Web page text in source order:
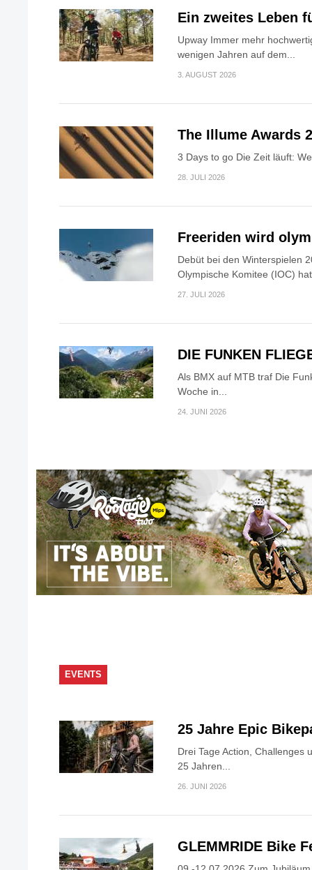
Ein zweites Leben
Upway Immer mehr
wenigen Jahren auf dem...
3. AUGUST 2026
The Illume Awards
3 Days to go Die Zeit läuft:
28. JULI 2026
Freeriden wird
Debüt bei den Winterspielen
Olympische Komitee (IOC)
27. JULI 2026
DIE FUNKEN
Als BMX auf MTB traf Die
Woche in...
24. JUNI 2026
EVENTS
25 Jahre Epic
Drei Tage Action, Challenges
25 Jahren...
26. JUNI 2026
GLEMMRIDE Bike